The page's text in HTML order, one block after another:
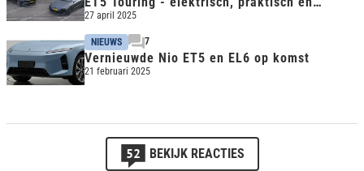
premium
27 april 2025
NIEUWS 7
Vernieuwde Nio ET5 en EL6 op komst
21 februari 2025
52 BEKIJK REACTIES